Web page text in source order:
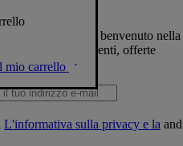
mio carrello
di darti il benvenuto nella
su novità, eventi, offerte
L'informativa sulla privacy e la and